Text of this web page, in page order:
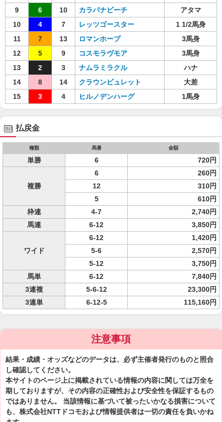
9
6 10 カラパナビーチ
アタマ
10
4 7 レッツゴースター
1 1/2馬身
11
7 13 ロマンホープ
3馬身
12
5 9 コスモラヴモア
3馬身
13
2 3 ナムラミラクル
ハナ
14
8 14 クラウンビュレット
大差
15
3 4 ヒルノデンハーグ 1馬身
払戻金
種類 馬番 金額
単勝 6 720円
複勝
6
260円
12
310円
5
610円
枠連
4-7
2,740円
馬連
6-12 3,850円
ワイド
6-12
1,420円
5-6
2,570円
5-12
3,750円
馬単
6-12
7,840円
3連複
5-6-12
23,300円
3連単
6-12-5 115,160円
注意事項
結果・成績・オッズなどのデータは、必ず主催者発行のものと照合
し確認してください。
本サイトのページ上に掲載されている情報の内容に関しては万全を
期しておりますが、その内容の正確性および安全性を保証するもの
ではありません。 当該情報に基づいて被ったいかなる損害について
も、株式会社NTTドコモおよび情報提供者は一切の責任を負いかね